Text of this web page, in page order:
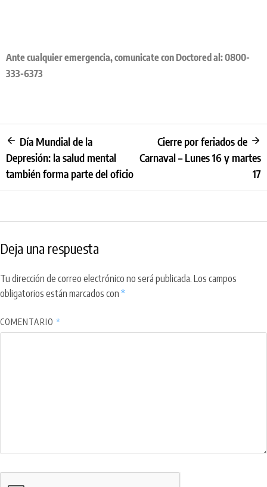
Ante cualquier emergencia, comunicate con Doctored al: 0800-
333-6373
Día Mundial de la
Depresión: la salud mental
también forma parte del oficio
Cierre por feriados de
Carnaval – Lunes 16 y martes
17
Deja una respuesta
Tu dirección de correo electrónico no será publicada. Los campos
obligatorios están marcados con *
COMENTARIO *